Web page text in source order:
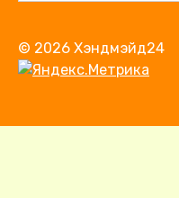
© 2026 Хэндмэйд24